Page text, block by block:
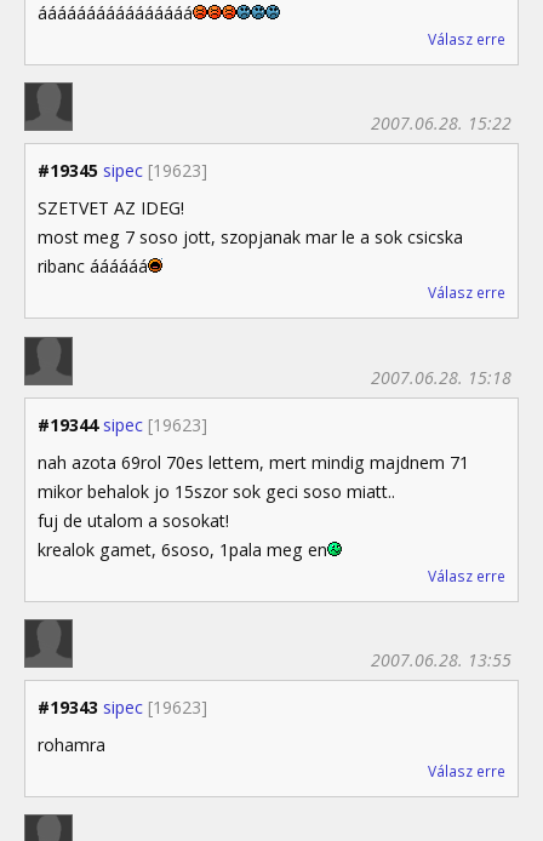
áááááááááááááááá
Válasz erre
#19345 sipec [19623]
2007.06.28. 15:22
SZETVET AZ IDEG!
most meg 7 soso jott, szopjanak mar le a sok csicska
ribanc áááááá
Válasz erre
#19344 sipec [19623]
2007.06.28. 15:18
nah azota 69rol 70es lettem, mert mindig majdnem 71
mikor behalok jo 15szor sok geci soso miatt..
fuj de utalom a sosokat!
krealok gamet, 6soso, 1pala meg en
Válasz erre
#19343 sipec [19623]
2007.06.28. 13:55
rohamra
Válasz erre